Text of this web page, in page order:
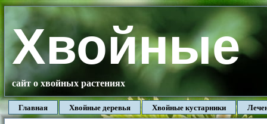
Хвойные
сайт о хвойных растениях
Главная Хвойные деревья Хвойные кустарники